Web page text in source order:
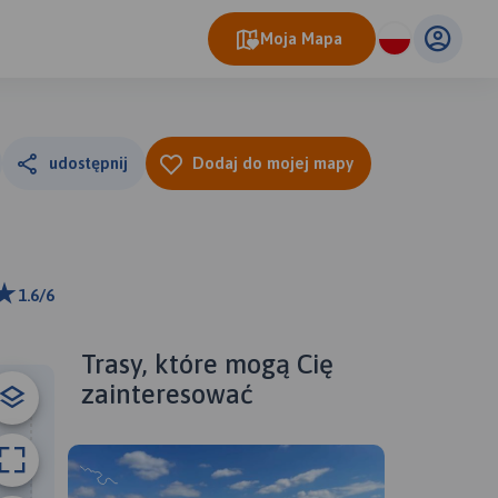
Moja Mapa
udostępnij Dodaj do mojej mapy
1.6/6
Trasy, które mogą Cię
zainteresować